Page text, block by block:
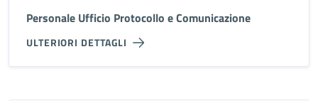
Personale Ufficio Protocollo e Comunicazione
ULTERIORI DETTAGLI